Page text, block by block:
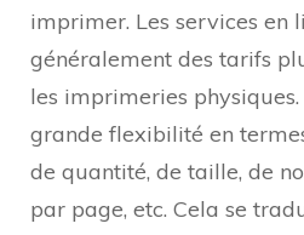
imprimer. Les services en
généralement des tarifs
les imprimeries
grande flexibilité en
de quantité, de taille, de
par page, etc. Cela se